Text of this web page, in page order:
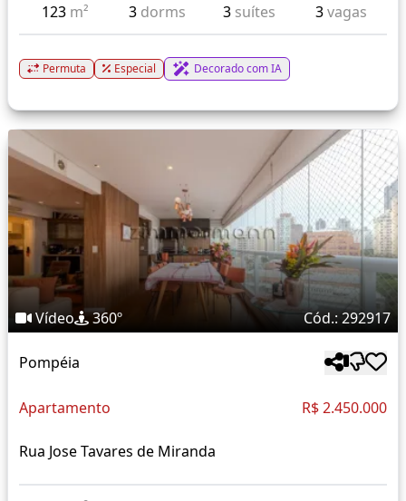
123 m² 3 dorms 3 suítes 3vagas
Permuta Especial Decorado com IA
Vídeo 360º Cód.: 292917
Pompéia
Apartamento R$ 2.450.000
Rua Jose Tavares de Miranda